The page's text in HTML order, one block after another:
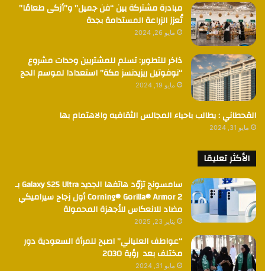
مبادرة مشتركة بين “فن جميل” و”أزكى طعامًا”
تُعزز الزراعة المستدامة بجدة
مايو 26, 2024
ذاخر للتطوير: تسلم للمشتريين وحدات مشروع
“نوفوتيل ريزيدنسز مكة” استعدادا لموسم الحج
مايو 19, 2024
القحطاني : يطالب باحياء المجالس الثقافيه والاهتمام بها
مايو 31, 2024
الأكثر تعليقا
سامسونج تزوّد هاتفها الجديد Galaxy S25 Ultra بـ
Corning® Gorilla® Armor 2 أول زجاج سيراميكي
مضاد للانعكاس للأجهزة المحمولة
يناير 23, 2025
“عواطف العلياني” اصبح للمرأة السعودية دور
مختلف بعد رؤية 2030
مايو 31, 2024